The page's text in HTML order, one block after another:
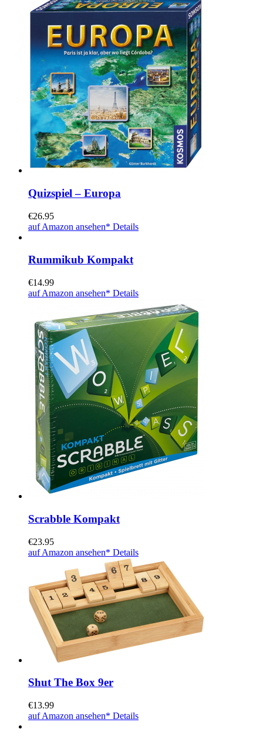
Quizspiel – Europa
€26.95
auf Amazon ansehen* Details
Rummikub Kompakt
€14.99
auf Amazon ansehen* Details
Scrabble Kompakt
€23.95
auf Amazon ansehen* Details
Shut The Box 9er
€13.99
auf Amazon ansehen* Details